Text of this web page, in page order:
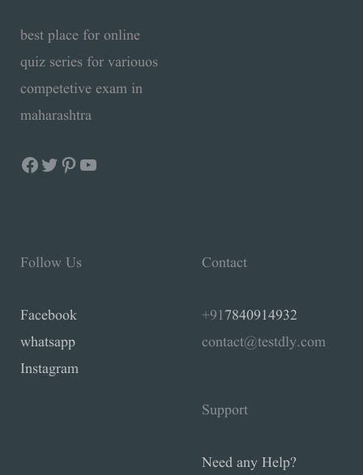
best place for online
quiz series for variouos
competetive exam in
maharashtra
Follow Us
Facebook
whatsapp
Instagram
Contact
+917840914932
contact@testdly.com
Support
Need any Help?